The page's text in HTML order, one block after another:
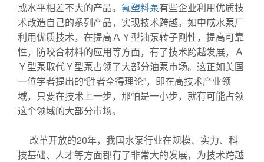
或水平相差不大的产品。 氟塑料泵有些企业利用优质技
术改造自己的系列产品，实现技术跨越。如中成水泵厂
利用优质技术，在提高ＡＹ型油泵转子刚性，提高可靠
性，防咬合材料的应用等方面，有了技术跨越发展，Ａ
Ｙ型泵取代Ｙ型泵占领了大部分油泵市场。这正如美国
一位学者提出的“胜者全得理论”，即在高技术产业领
域，只要在技术上一步，那怕是一小步，就有可能占领
这个领域的大部分市场。
改革开放的20年，我国水泵行业在规模、实力、科
技基础、人才等方面都有了非常大的发展，为技术跨越